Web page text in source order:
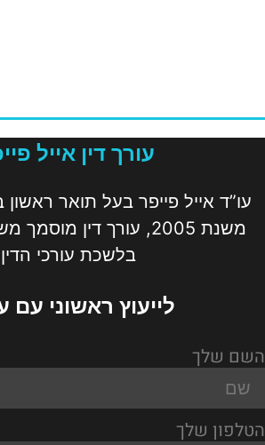
עורך דין אייל
בלשכת עורכי
לייעוץ ראשוני עם
השם שלך
הטלפון שלך